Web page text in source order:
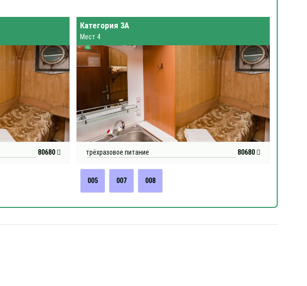
80680
Категория 3А
Мест 4
трёхразовое питание 80680
005 007 008